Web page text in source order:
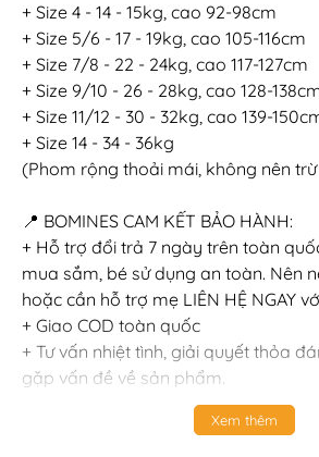
+ Size 4 - 14 - 15kg, cao 92-98cm
+ Size 5/6 - 17 - 19kg, cao 105-116cm
+ Size 7/8 - 22 - 24kg, cao 117-127cm
+ Size 9/10 - 26 - 28kg, cao 128-
+ Size 11/12 - 30 - 32kg, cao 139-
+ Size 14 - 34 - 36kg
(Phom rộng thoải mái, không nên
📍 BOMINES CAM KẾT BẢO HÀNH:
+ Hỗ trợ đổi trả 7 ngày trên toàn
mua sắm, bé sử dụng an toàn. Nên
hoặc cần hỗ trợ mẹ LIÊN HỆ NGAY
+ Giao COD toàn quốc
+ Tư vấn nhiệt tình, giải quyết thỏa
gặp vấn đề về sản phẩm.
+ Đặc quyền của sản phẩm nguyên
size, đổi luôn qua sản phẩm khác
Xem thêm